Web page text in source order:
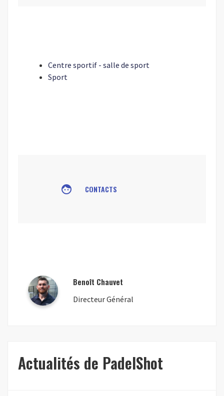
Centre sportif - salle de sport
Sport
face CONTACTS
Benoît Chauvet
Directeur Général
Actualités de PadelShot